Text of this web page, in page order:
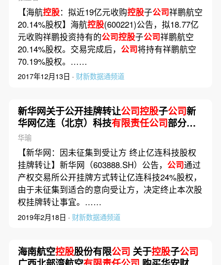
【海航控股：拟近19亿元收购控股子公司祥鹏航空
20.14%股权】海航控股(600221)公告，拟18.77亿
元收购祥鹏投资持有的公司控股子公司祥鹏航空
20.14%股权。交易完成后， 公司将持有祥鹏航空
70.19%股权。……
2017年12月13日 · 财新数据通频道
新华网关于公开挂牌转让公司控股子公司新
华网亿连（北京）科技有限责任公司部分股
权终止的公告
华瑜
【新华网：因未征集到受让方 终止亿连科技股权
挂牌转让】新华网（603888.SH）公告， 公司通过
产权交易所公开挂牌方式转让亿连科技24%股权，
由于未征集到适合的意向受让方，决定终止本次股
权挂牌转让事宜。……
2019年2月18日 · 财新数据通频道
海南航空控股股份有限公司 关于控股子公司